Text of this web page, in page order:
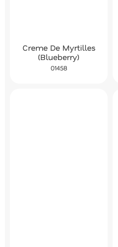
Creme De Myrtilles
(Blueberry)
01458